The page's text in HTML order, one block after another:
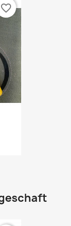
favorite_border